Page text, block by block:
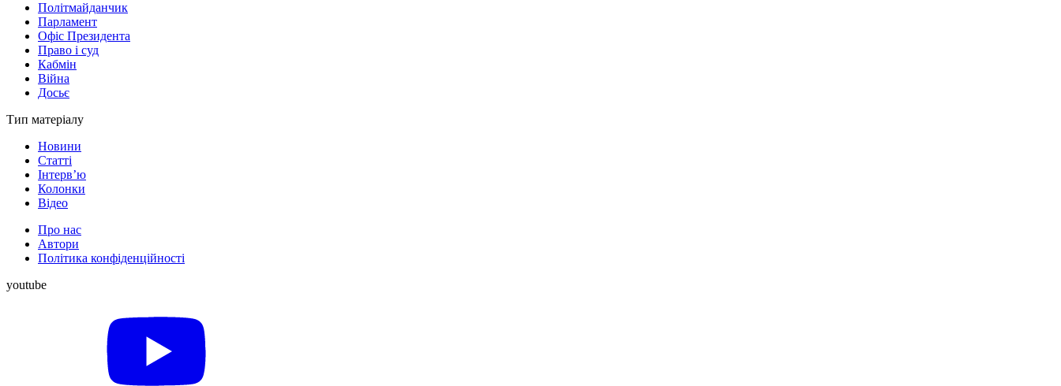
Політмайданчик
Парламент
Офіс Президента
Право і суд
Кабмін
Війна
Досьє
Тип матеріалу
Новини
Статті
Інтерв’ю
Колонки
Відео
Про нас
Автори
Політика конфіденційності
youtube